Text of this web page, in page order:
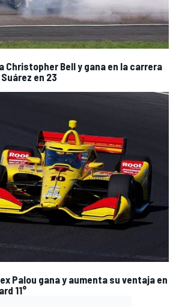
Christopher Bell y gana en la carrera
Suárez en 23
Palou gana y aumenta su ventaja en
11°